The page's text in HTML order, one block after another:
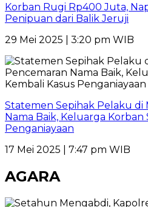
Korban Rugi Rp400 Juta,
Penipuan dari Balik Jeruji
29 Mei 2025 | 3:20 pm WIB
Statemen Sepihak Pelaku di
Nama Baik, Keluarga Korban
Penganiayaan
17 Mei 2025 | 7:47 pm WIB
AGARA